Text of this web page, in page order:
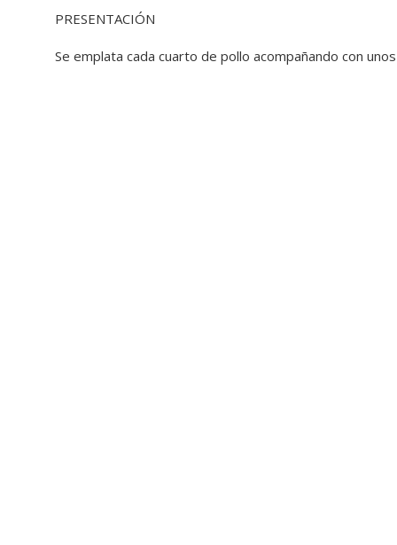
PRESENTACIÓN
Se emplata cada cuarto de pollo acompañando con